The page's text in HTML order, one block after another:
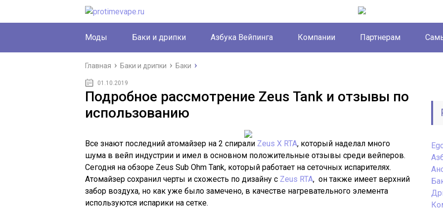
Моды Баки и дрипки Азбука Вейпинга Компании Партнерам
Главная Баки и дрипки Баки
01.10.2019
Подробное рассмотрение Zeus Tank и отзывы по
использованию
Все знают последний атомайзер на 2 спирали Zeus X RTA, который наделал много
шума в вейп индустрии и имел в основном положительные отзывы среди вейперов.
Сегодня на обзоре Zeus Sub Ohm Tank, который работает на сеточных испарителях.
Атомайзер сохранил черты и схожесть по дизайну с Zeus RTA, он также имеет верхний
забор воздуха, но как уже было замечено, в качестве нагревательного элемента
используются испарики на сетке.